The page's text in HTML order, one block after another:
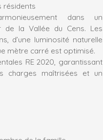
résidents
dans un
la Vallée du Cens. Les
d’une luminosité naturelle
mètre carré est optimisé.
RE 2020, garantissant
charges maîtrisées et un